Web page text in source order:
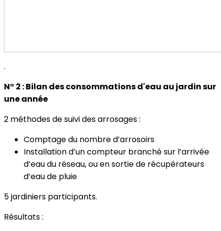
.
N° 2 : Bilan des consommations d'eau au jardin sur
une année
2 méthodes de suivi des arrosages :
Comptage du nombre d’arrosoirs
Installation d’un compteur branché sur l’arrivée
d’eau du réseau, ou en sortie de récupérateurs
d’eau de pluie
5 jardiniers participants.
Résultats :